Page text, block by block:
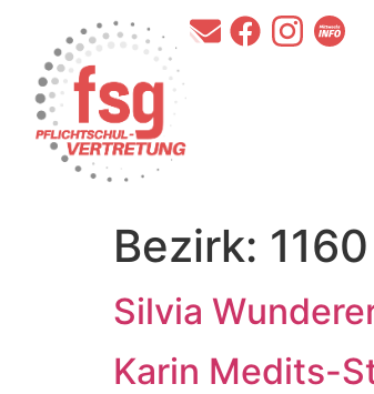
Bezirk: 1160
Silvia
Karin Medits-